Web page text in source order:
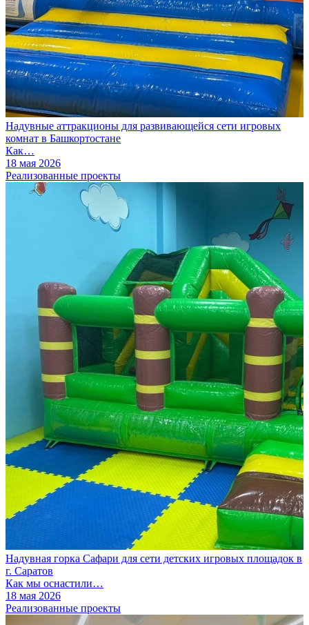
Надувные аттракционы для развивающейся сети игровых
комнат в Башкортостане
Как…
18 мая 2026
Реализованные проекты
Надувная горка Сафари для сети детских игровых площадок в
г. Саратов
Как мы оснастили…
18 мая 2026
Реализованные проекты